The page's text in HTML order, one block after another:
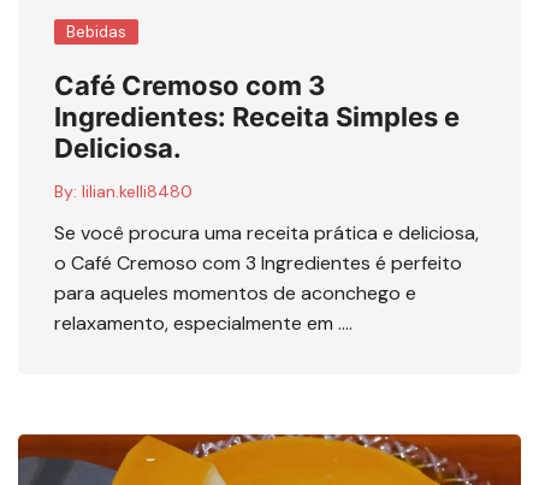
Bebidas
Café Cremoso com 3
Ingredientes: Receita Simples e
Deliciosa.
By: lilian.kelli8480
Se você procura uma receita prática e deliciosa,
o Café Cremoso com 3 Ingredientes é perfeito
para aqueles momentos de aconchego e
relaxamento, especialmente em ….